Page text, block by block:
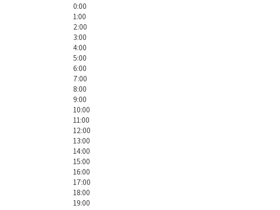
0:00
1:00
2:00
3:00
4:00
5:00
6:00
7:00
8:00
9:00
10:00
11:00
12:00
13:00
14:00
15:00
16:00
17:00
18:00
19:00